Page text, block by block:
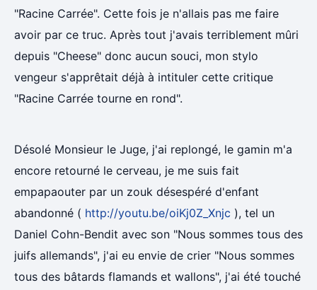
"Racine Carrée". Cette fois je n'allais pas me faire
avoir par ce truc. Après tout j'avais terriblement mûri
depuis "Cheese" donc aucun souci, mon stylo
vengeur s'apprêtait déjà à intituler cette critique
"Racine Carrée tourne en rond".
Désolé Monsieur le Juge, j'ai replongé, le gamin m'a
encore retourné le cerveau, je me suis fait
empapaouter par un zouk désespéré d'enfant
abandonné ( http://youtu.be/oiKj0Z_Xnjc ), tel un
Daniel Cohn-Bendit avec son "Nous sommes tous des
juifs allemands", j'ai eu envie de crier "Nous sommes
tous des bâtards flamands et wallons", j'ai été touché